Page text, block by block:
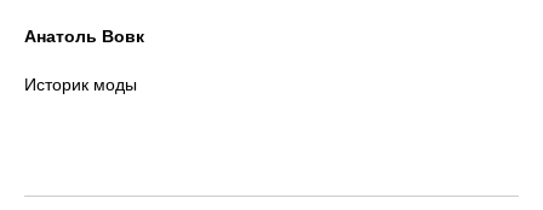
Анатоль Вовк
Историк моды